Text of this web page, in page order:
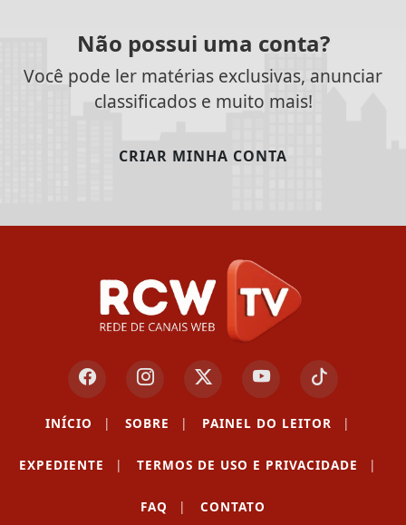
Não possui uma conta?
Você pode ler matérias exclusivas, anunciar
classificados e muito mais!
CRIAR MINHA CONTA
INÍCIO | SOBRE | PAINEL DO LEITOR |
EXPEDIENTE | TERMOS DE USO E PRIVACIDADE |
FAQ | CONTATO